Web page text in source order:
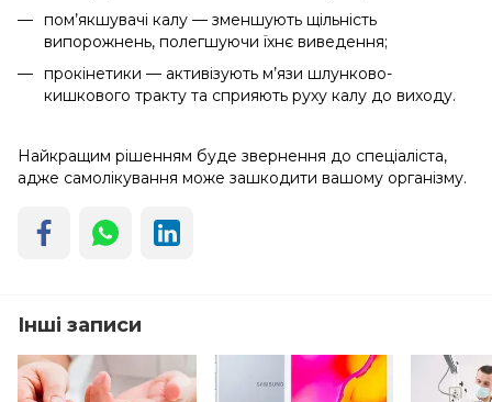
пом’якшувачі калу — зменшують щільність
випорожнень, полегшуючи їхнє виведення;
прокінетики — активізують м’язи шлунково-
кишкового тракту та сприяють руху калу до виходу.
Найкращим рішенням буде звернення до спеціаліста,
адже самолікування може зашкодити вашому організму.
Інші записи